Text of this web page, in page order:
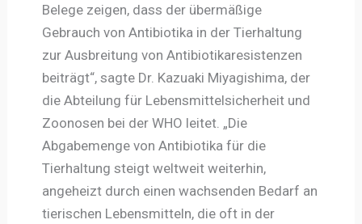
Belege zeigen, dass der übermäßige
Gebrauch von Antibiotika in der Tierhaltung
zur Ausbreitung von Antibiotikaresistenzen
beiträgt“, sagte Dr. Kazuaki Miyagishima, der
die Abteilung für Lebensmittelsicherheit und
Zoonosen bei der WHO leitet. „Die
Abgabemenge von Antibiotika für die
Tierhaltung steigt weltweit weiterhin,
angeheizt durch einen wachsenden Bedarf an
tierischen Lebensmitteln, die oft in der